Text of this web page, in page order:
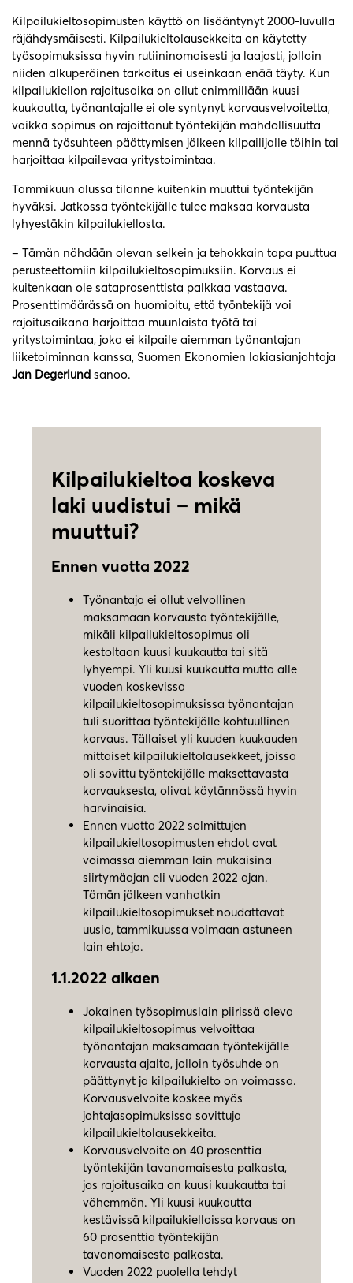
Kilpailukieltosopimusten käyttö on lisääntynyt 2000-luvulla
räjähdysmäisesti. Kilpailukieltolausekkeita on käytetty
työsopimuksissa hyvin rutiininomaisesti ja laajasti, jolloin
niiden alkuperäinen tarkoitus ei useinkaan enää täyty. Kun
kilpailukiellon rajoitusaika on ollut enimmillään kuusi
kuukautta, työnantajalle ei ole syntynyt korvausvelvoitetta,
vaikka sopimus on rajoittanut työntekijän mahdollisuutta
mennä työsuhteen päättymisen jälkeen kilpailijalle töihin tai
harjoittaa kilpailevaa yritystoimintaa.
Tammikuun alussa tilanne kuitenkin muuttui työntekijän
hyväksi. Jatkossa työntekijälle tulee maksaa korvausta
lyhyestäkin kilpailukiellosta.
– Tämän nähdään olevan selkein ja tehokkain tapa puuttua
perusteettomiin kilpailukieltosopimuksiin. Korvaus ei
kuitenkaan ole sataprosenttista palkkaa vastaava.
Prosenttimäärässä on huomioitu, että työntekijä voi
rajoitusaikana harjoittaa muunlaista työtä tai
yritystoimintaa, joka ei kilpaile aiemman työnantajan
liiketoiminnan kanssa, Suomen Ekonomien lakiasianjohtaja
Jan Degerlund sanoo.
Kilpailukieltoa koskeva
laki uudistui – mikä
muuttui?
Ennen vuotta 2022
Työnantaja ei ollut velvollinen
maksamaan korvausta työntekijälle,
mikäli kilpailukieltosopimus oli
kestoltaan kuusi kuukautta tai sitä
lyhyempi. Yli kuusi kuukautta mutta alle
vuoden koskevissa
kilpailukieltosopimuksissa työnantajan
tuli suorittaa työntekijälle kohtuullinen
korvaus. Tällaiset yli kuuden kuukauden
mittaiset kilpailukieltolausekkeet, joissa
oli sovittu työntekijälle maksettavasta
korvauksesta, olivat käytännössä hyvin
harvinaisia.
Ennen vuotta 2022 solmittujen
kilpailukieltosopimusten ehdot ovat
voimassa aiemman lain mukaisina
siirtymäajan eli vuoden 2022 ajan.
Tämän jälkeen vanhatkin
kilpailukieltosopimukset noudattavat
uusia, tammikuussa voimaan astuneen
lain ehtoja.
1.1.2022 alkaen
Jokainen työsopimuslain piirissä oleva
kilpailukieltosopimus velvoittaa
työnantajan maksamaan työntekijälle
korvausta ajalta, jolloin työsuhde on
päättynyt ja kilpailukielto on voimassa.
Korvausvelvoite koskee myös
johtajasopimuksissa sovittuja
kilpailukieltolausekkeita.
Korvausvelvoite on 40 prosenttia
työntekijän tavanomaisesta palkasta,
jos rajoitusaika on kuusi kuukautta tai
vähemmän. Yli kuusi kuukautta
kestävissä kilpailukielloissa korvaus on
60 prosenttia työntekijän
tavanomaisesta palkasta.
Vuoden 2022 puolella tehdyt